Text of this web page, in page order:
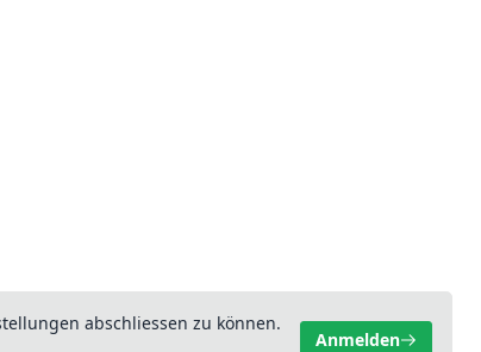
abschliessen zu können.
Anmelden